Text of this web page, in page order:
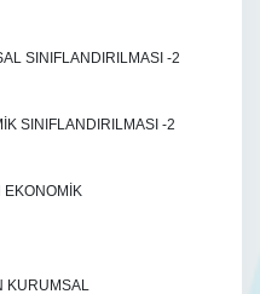
SINIFLANDIRILMASI -2
SINIFLANDIRILMASI -2
KURUMSAL